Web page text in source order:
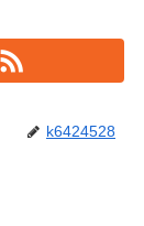
k6424528